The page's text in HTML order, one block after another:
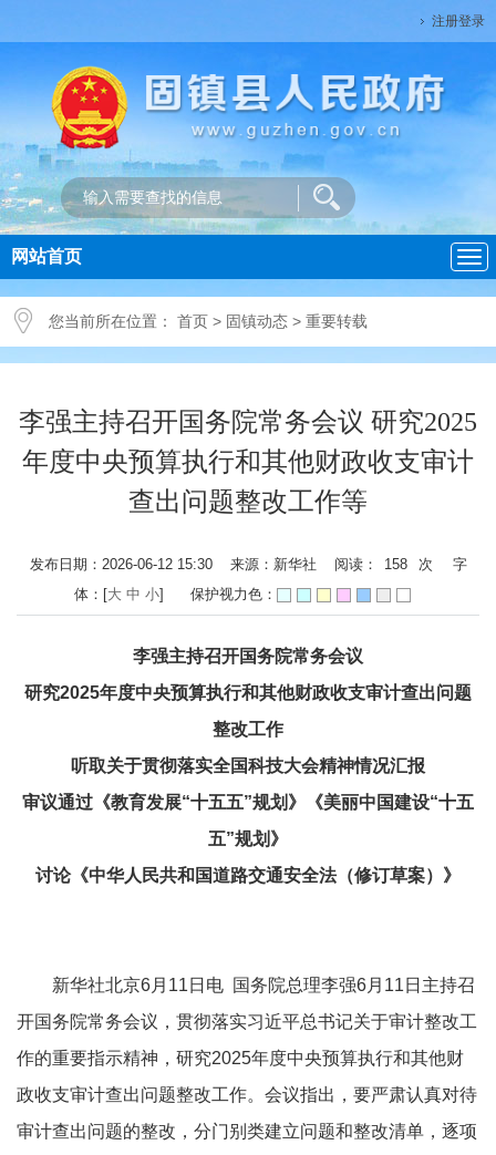
注册登录
导
航
网站首页
您当前所在位置： 首页 > 固镇动态 > 重要转载
李强主持召开国务院常务会议 研究2025
年度中央预算执行和其他财政收支审计
查出问题整改工作等
发布日期：2026-06-12 15:30 来源：新华社 阅读： 158 次
字
体：[大 中 小] 保护视力色：
李强主持召开国务院常务会议
研究2025年度中央预算执行和其他财政收支审计查出问题
整改工作
听取关于贯彻落实全国科技大会精神情况汇报
审议通过《教育发展“十五五”规划》《美丽中国建设“十五
五”规划》
讨论《中华人民共和国道路交通安全法（修订草案）》
新华社北京6月11日电 国务院总理李强6月11日主持召
开国务院常务会议，贯彻落实习近平总书记关于审计整改工
作的重要指示精神，研究2025年度中央预算执行和其他财
政收支审计查出问题整改工作。会议指出，要严肃认真对待
审计查出问题的整改，分门别类建立问题和整改清单，逐项